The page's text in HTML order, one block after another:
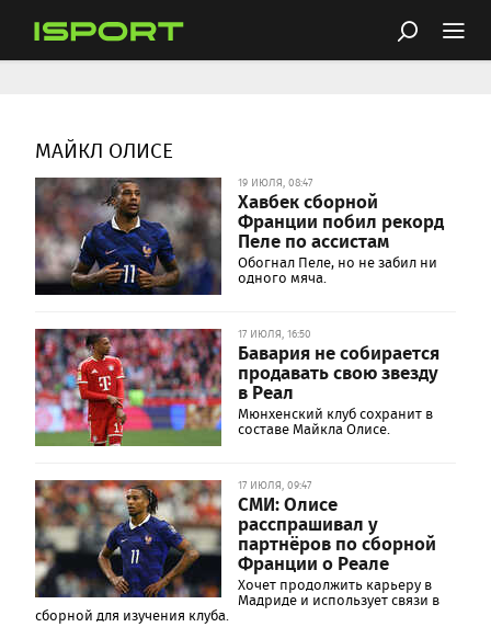
МАЙКЛ ОЛИСЕ
19 ИЮЛЯ, 08:47
Хавбек сборной
Франции побил рекорд
Пеле по ассистам
Обогнал Пеле, но не забил ни
одного мяча.
17 ИЮЛЯ, 16:50
Бавария не собирается
продавать свою звезду
в Реал
Мюнхенский клуб сохранит в
составе Майкла Олисе.
17 ИЮЛЯ, 09:47
СМИ: Олисе
расспрашивал у
партнёров по сборной
Франции о Реале
Хочет продолжить карьеру в
Мадриде и использует связи в
сборной для изучения клуба.